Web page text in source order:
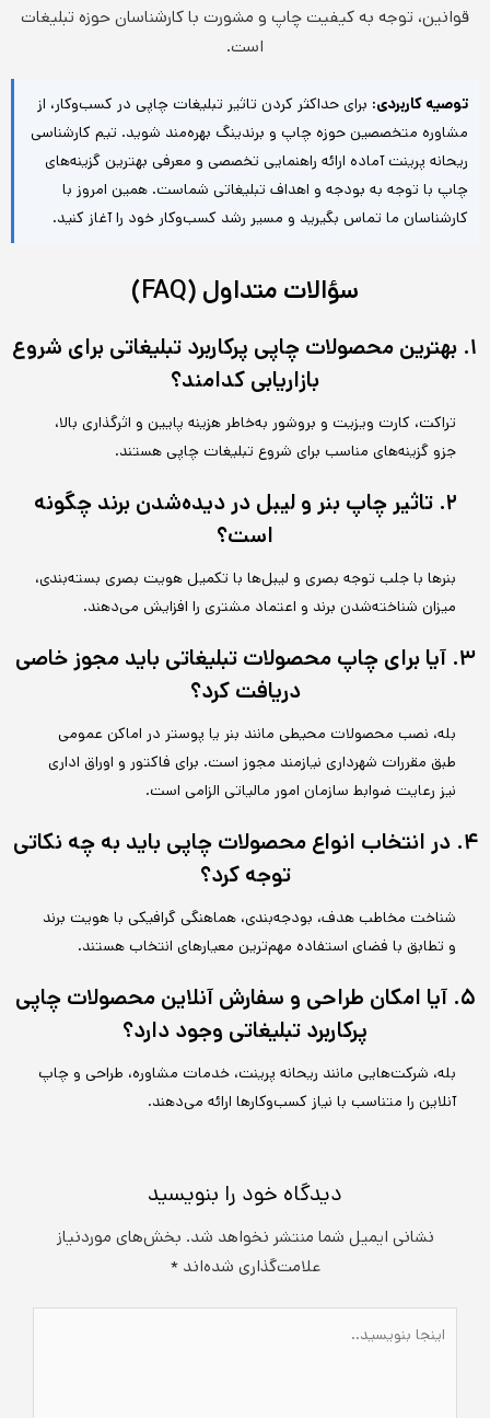
قوانین، توجه به کیفیت چاپ و مشورت با کارشناسان حوزه تبلیغات
است.
توصیه کاربردی: برای حداکثر کردن تاثیر تبلیغات چاپی در کسب‌وکار، از
مشاوره متخصصین حوزه چاپ و برندینگ بهره‌مند شوید. تیم کارشناسی
ریحانه پرینت آماده ارائه راهنمایی تخصصی و معرفی بهترین گزینه‌های
چاپ با توجه به بودجه و اهداف تبلیغاتی شماست. همین امروز با
کارشناسان ما تماس بگیرید و مسیر رشد کسب‌وکار خود را آغاز کنید.
سؤالات متداول (FAQ)
۱. بهترین محصولات چاپی پرکاربرد تبلیغاتی برای شروع
بازاریابی کدامند؟
تراکت، کارت ویزیت و بروشور به‌خاطر هزینه پایین و اثرگذاری بالا،
جزو گزینه‌های مناسب برای شروع تبلیغات چاپی هستند.
۲. تاثیر چاپ بنر و لیبل در دیده‌شدن برند چگونه
است؟
بنرها با جلب توجه بصری و لیبل‌ها با تکمیل هویت بصری بسته‌بندی،
میزان شناخته‌شدن برند و اعتماد مشتری را افزایش می‌دهند.
۳. آیا برای چاپ محصولات تبلیغاتی باید مجوز خاصی
دریافت کرد؟
بله، نصب محصولات محیطی مانند بنر یا پوستر در اماکن عمومی
طبق مقررات شهرداری نیازمند مجوز است. برای فاکتور و اوراق اداری
نیز رعایت ضوابط سازمان امور مالیاتی الزامی است.
۴. در انتخاب انواع محصولات چاپی باید به چه نکاتی
توجه کرد؟
شناخت مخاطب هدف، بودجه‌بندی، هماهنگی گرافیکی با هویت برند
و تطابق با فضای استفاده مهم‌ترین معیارهای انتخاب هستند.
۵. آیا امکان طراحی و سفارش آنلاین محصولات چاپی
پرکاربرد تبلیغاتی وجود دارد؟
بله، شرکت‌هایی مانند ریحانه پرینت، خدمات مشاوره، طراحی و چاپ
آنلاین را متناسب با نیاز کسب‌وکارها ارائه می‌دهند.
دیدگاه‌ خود را بنویسید
نشانی ایمیل شما منتشر نخواهد شد. بخش‌های موردنیاز
علامت‌گذاری شده‌اند*
بنویسید..